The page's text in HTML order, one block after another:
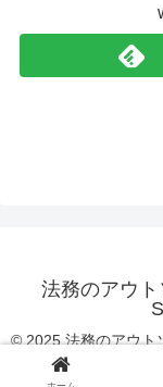
法務のアウト
© 2025 法務のアウト